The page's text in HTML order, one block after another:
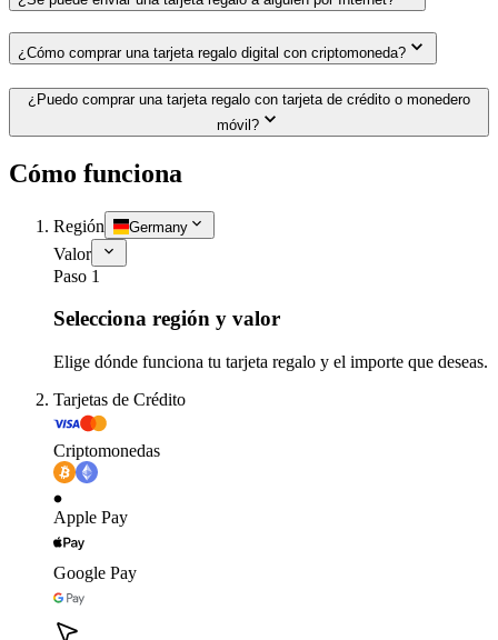
¿Cómo comprar una tarjeta regalo digital con criptomoneda?
¿Puedo comprar una tarjeta regalo con tarjeta de crédito o monedero
móvil?
Cómo funciona
Región Germany
Valor
Paso 1
Selecciona región y valor
Elige dónde funciona tu tarjeta regalo y el importe que deseas.
Tarjetas de Crédito
Criptomonedas
Apple Pay
Google Pay